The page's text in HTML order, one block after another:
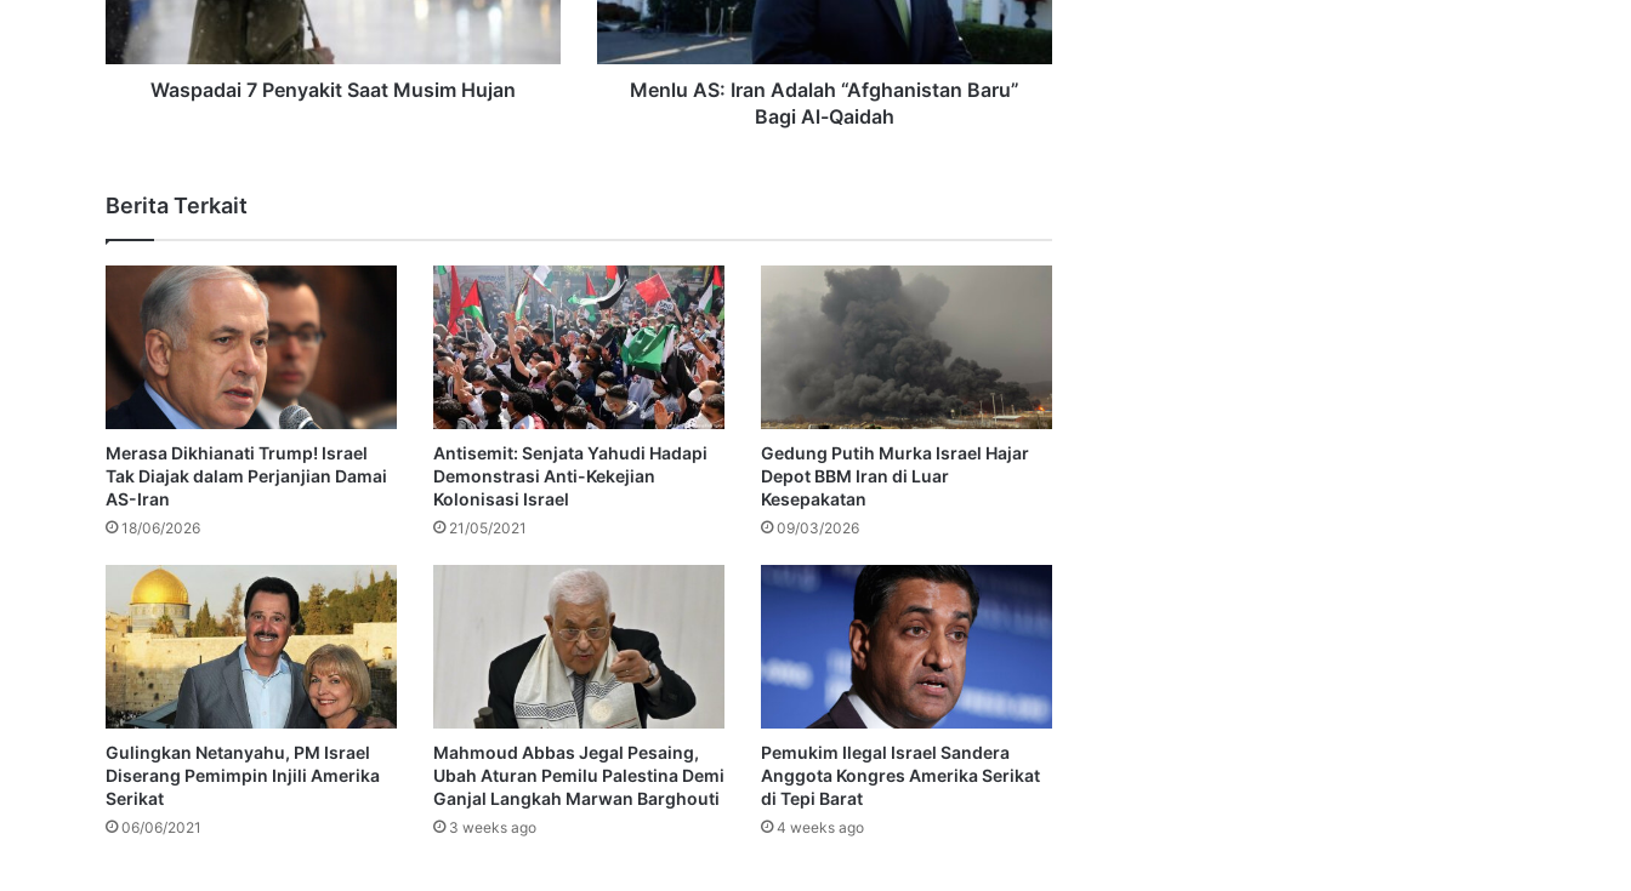
Waspadai 7 Penyakit Saat Musim Hujan
Menlu AS: Iran Adalah “Afghanistan Baru”
Bagi Al-Qaidah
Berita Terkait
Merasa Dikhianati Trump! Israel
Tak Diajak dalam Perjanjian Damai
AS-Iran
18/06/2026
Antisemit: Senjata Yahudi Hadapi
Demonstrasi Anti-Kekejian
Kolonisasi Israel
21/05/2021
Gedung Putih Murka Israel Hajar
Depot BBM Iran di Luar
Kesepakatan
09/03/2026
Gulingkan Netanyahu, PM Israel
Diserang Pemimpin Injili Amerika
Serikat
06/06/2021
Mahmoud Abbas Jegal Pesaing,
Ubah Aturan Pemilu Palestina Demi
Ganjal Langkah Marwan Barghouti
3 weeks ago
Pemukim Ilegal Israel Sandera
Anggota Kongres Amerika Serikat
di Tepi Barat
4 weeks ago